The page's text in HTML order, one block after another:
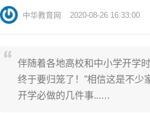
中华教育网 2020-08-26 16:33:00
伴随着各地高校和中小学开学
终于要归笼了！”相信这是不
开学必做的几件事...…